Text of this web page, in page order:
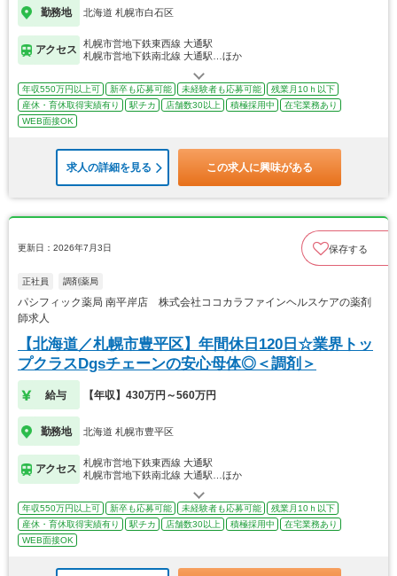
勤務地 北海道 札幌市白石区
アクセス
札幌市営地下鉄東西線 大通駅
札幌市営地下鉄南北線 大通駅…ほか
年収550万円以上可 新卒も応募可能 未経験者も応募可能
残業月10ｈ以下
産休・育休取得実績有り
駅チカ 店舗数30以上 積極採用中
在宅業務あり
WEB面接OK
求人の詳細を見る この求人に興味がある
更新日：2026年7月3日 保存する
正社員 調剤薬局
パシフィック薬局 南平岸店 株式会社ココカラファインヘルスケアの薬剤
師求人
【北海道／札幌市豊平区】年間休日120日☆業界トッ
プクラスDgsチェーンの安心母体◎＜調剤＞
給与 【年収】430万円～560万円
勤務地 北海道 札幌市豊平区
アクセス
札幌市営地下鉄東西線 大通駅
札幌市営地下鉄南北線 大通駅…ほか
年収550万円以上可 新卒も応募可能 未経験者も応募可能
残業月10ｈ以下
産休・育休取得実績有り
駅チカ 店舗数30以上 積極採用中
在宅業務あり
WEB面接OK